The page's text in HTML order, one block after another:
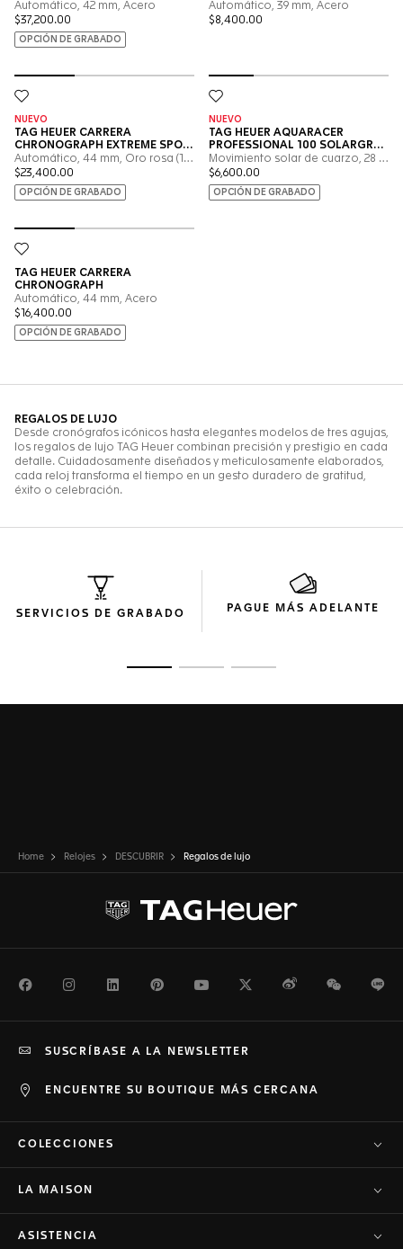
SERVICIOS DE GRABADO PAGUE MÁS ADELANTE
Home Relojes DESCUBRIR Regalos de lujo
FacebookInstagramLinkedInPinterestYoutubeTwitterWeiboWeChat
ENCUENTRE SU BOUTIQUE MÁS CERCANA
SUSCRÍBASE A LA NEWSLETTER
COLECCIONES
LA MAISON
ASISTENCIA